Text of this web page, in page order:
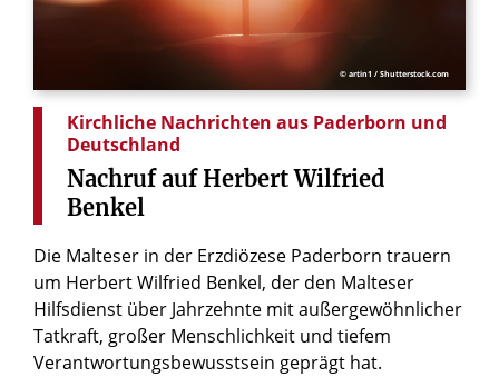
© artin1 / Shutterstock.com
Kirchliche Nachrichten aus Paderborn und
Deutschland
Nachruf auf Herbert Wilfried
Benkel
Die Malteser in der Erzdiözese Paderborn trauern
um Herbert Wilfried Benkel, der den Malteser
Hilfsdienst über Jahrzehnte mit außergewöhnlicher
Tatkraft, großer Menschlichkeit und tiefem
Verantwortungsbewusstsein geprägt hat.